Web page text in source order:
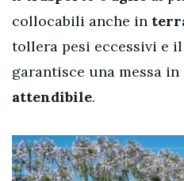
collocabili anche in
tollera pesi eccessivi e il
garantisce una messa in
attendibile.